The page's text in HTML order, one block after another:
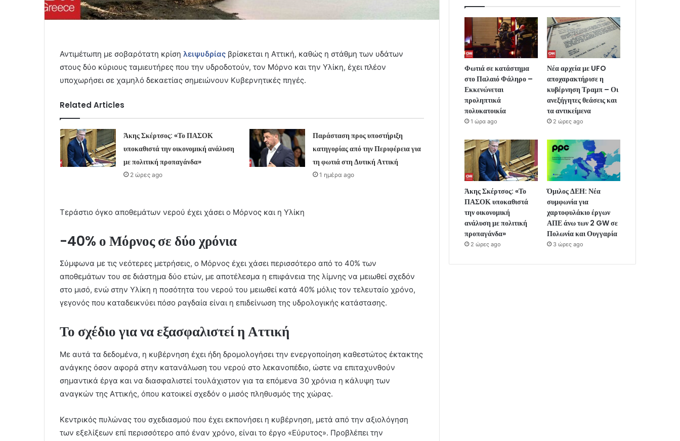
Αντιμέτωπη με σοβαρότατη κρίση λειψυδρίας βρίσκεται η Αττική, καθώς η στάθμη των υδάτων
στους δύο κύριους ταμιευτήρες που την υδροδοτούν, τον Μόρνο και την Υλίκη, έχει πλέον
υποχωρήσει σε χαμηλό δεκαετίας σημειώνουν Κυβερνητικές πηγές.
Related Articles
Άκης Σκέρτσος: «Το ΠΑΣΟΚ
υποκαθιστά την οικονομική ανάλυση
με πολιτική προπαγάνδα»
2 ώρες ago
Παράσταση προς υποστήριξη
κατηγορίας από την Περιφέρεια για
τη φωτιά στη Δυτική Αττική
1 ημέρα ago
Τεράστιο όγκο αποθεμάτων νερού έχει χάσει ο Μόρνος και η Υλίκη
-40% ο Μόρνος σε δύο χρόνια
Σύμφωνα με τις νεότερες μετρήσεις, ο Μόρνος έχει χάσει περισσότερο από το 40% των
αποθεμάτων του σε διάστημα δύο ετών, με αποτέλεσμα η επιφάνεια της λίμνης να μειωθεί σχεδόν
στο μισό, ενώ στην Υλίκη η ποσότητα του νερού του μειωθεί κατά 40% μόλις τον τελευταίο χρόνο,
γεγονός που καταδεικνύει πόσο ραγδαία είναι η επιδείνωση της υδρολογικής κατάστασης.
Το σχέδιο για να εξασφαλιστεί η Αττική
Με αυτά τα δεδομένα, η κυβέρνηση έχει ήδη δρομολογήσει την ενεργοποίηση καθεστώτος έκτακτης
ανάγκης όσον αφορά στην κατανάλωση του νερού στο λεκανοπέδιο, ώστε να επιταχυνθούν
σημαντικά έργα και να διασφαλιστεί τουλάχιστον για τα επόμενα 30 χρόνια η κάλυψη των
αναγκών της Αττικής, όπου κατοικεί σχεδόν ο μισός πληθυσμός της χώρας.
Κεντρικός πυλώνας του σχεδιασμού που έχει εκπονήσει η κυβέρνηση, μετά από την αξιολόγηση
των εξελίξεων επί περισσότερο από έναν χρόνο, είναι το έργο «Εύρυτος». Προβλέπει την
Φωτιά σε κατάστημα
στο Παλαιό Φάληρο –
Εκκενώνεται
προληπτικά
πολυκατοικία
1 ώρα ago
Νέα αρχεία με UFO
αποχαρακτήρισε η
κυβέρνηση Τραμπ – Οι
ανεξήγητες θεάσεις και
τα αντικείμενα
2 ώρες ago
Άκης Σκέρτσος: «Το
ΠΑΣΟΚ υποκαθιστά
την οικονομική
ανάλυση με πολιτική
προπαγάνδα»
2 ώρες ago
Όμιλος ΔΕΗ: Νέα
συμφωνία για
χαρτοφυλάκιο έργων
ΑΠΕ άνω των 2 GW σε
Πολωνία και Ουγγαρία
3 ώρες ago